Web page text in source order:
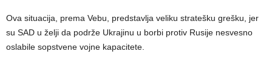
Ova situacija, prema Vebu, predstavlja veliku stratešku grešku, jer
su SAD u želji da podrže Ukrajinu u borbi protiv Rusije nesvesno
oslabile sopstvene vojne kapacitete.